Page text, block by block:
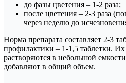
до фазы цветения – 1-2 раза;
после цветения – 2-3 раза
через неделю до
Норма препарата составляет 2-3
профилактики – 1-1,5 таблетки.
растворяются в небольшой
добавляют в общий объем.